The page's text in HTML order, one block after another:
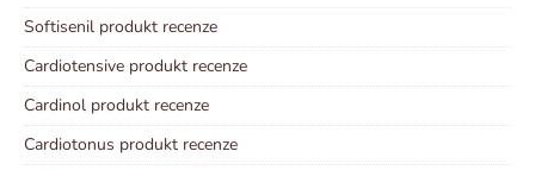
Softisenil produkt recenze
Cardiotensive produkt recenze
Cardinol produkt recenze
Cardiotonus produkt recenze